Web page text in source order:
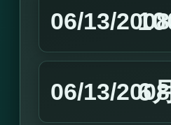
06/13/2008
06/13/2008
6